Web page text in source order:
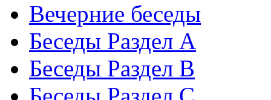
Вечерние беседы
Беседы Раздел A
Беседы Раздел B